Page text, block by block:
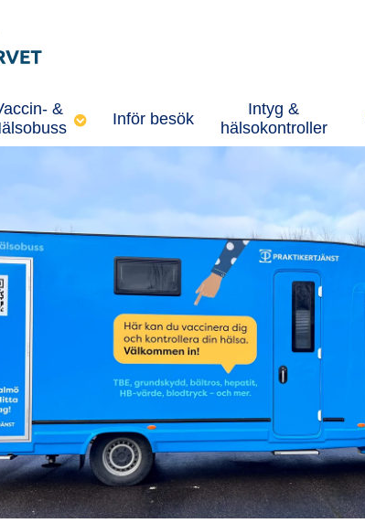
&
Inför besök
Intyg &
hälsokontroller